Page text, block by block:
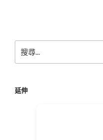
尋
字:
延伸